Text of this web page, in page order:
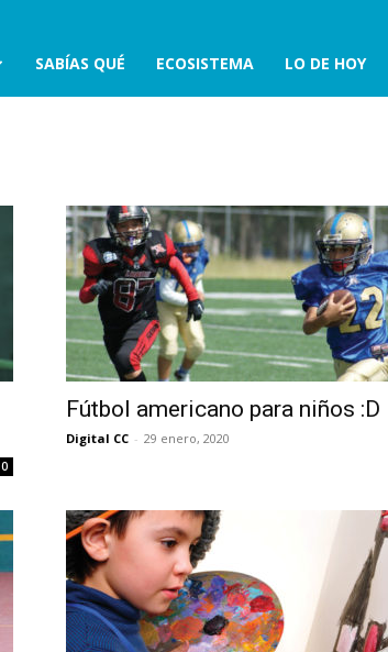
SABÍAS QUÉ ECOSISTEMA LO DE HOY
0
Fútbol americano para niños :D
Digital CC - 29 enero, 2020